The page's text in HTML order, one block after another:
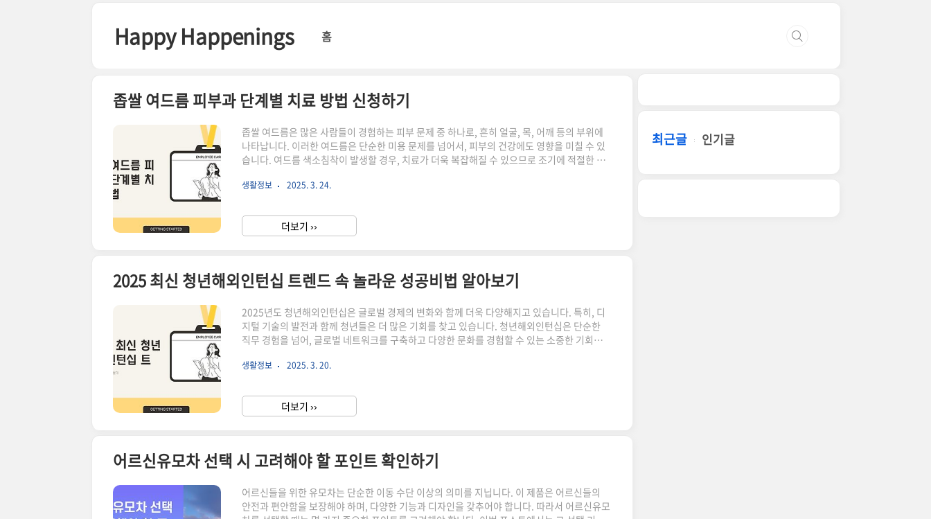
Happy Happenings 홈
좁쌀 여드름 피부과 단계별 치료 방법 신청하기
좁쌀 여드름은 많은 사람들이 경험하는 피부 문제 중 하나로, 흔히 얼굴, 목, 어깨 등의 부위에
나타납니다. 이러한 여드름은 단순한 미용 문제를 넘어서, 피부의 건강에도 영향을 미칠 수 있
습니다. 여드름 색소침착이 발생할 경우, 치료가 더욱 복잡해질 수 있으므로 조기에 적절한 치
보겠습니다. ▼▼▼ 바로 확인 하면 좋은 글 ▼▼▼ 얼굴에 좁쌀이올라왔어요 지금 바로 확인
어요 5가지 즉각 해결법 바로가기좁쌀 여드름의 원인 좁쌀 여드름은 다양한 원인으로 발생할
수 있습니다. 가장 일반적인 원인은 호르몬 변화입니다..
생활정보 2025. 3. 24.
더보기 ››
2025 최신 청년해외인턴십 트렌드 속 놀라운 성공비법 알아보기
2025년도 청년해외인턴십은 글로벌 경제의 변화와 함께 더욱 다양해지고 있습니다. 특히, 디
지털 기술의 발전과 함께 청년들은 더 많은 기회를 찾고 있습니다. 청년해외인턴십은 단순한
직무 경험을 넘어, 글로벌 네트워크를 구축하고 다양한 문화를 경험할 수 있는 소중한 기회입
니다. ▼▼▼ 바로 확인 하면 좋은 글 ▼▼▼ 2025년 최신 무침혈당측정기 TOP 5 선정 바로
선으로 바라본 선택 가이드 바로가기청년해외인턴십의 변화하는 트렌드 청년해외인턴십은
해마다 변화하는 글로벌 시장의 요구에 맞춰 진화하..
생활정보 2025. 3. 20.
더보기 ››
어르신유모차 선택 시 고려해야 할 포인트 확인하기
어르신들을 위한 유모차는 단순한 이동 수단 이상의 의미를 지닙니다. 이 제품은 어르신들의
안전과 편안함을 보장해야 하며, 다양한 기능과 디자인을 갖추어야 합니다. 따라서 어르신유모
최근글 인기글